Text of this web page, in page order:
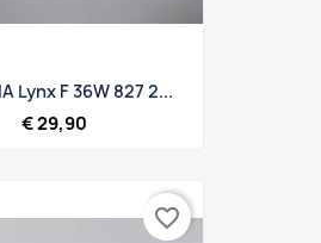
Lynx F 36W 827 2...
€ 29,90
favorite_border